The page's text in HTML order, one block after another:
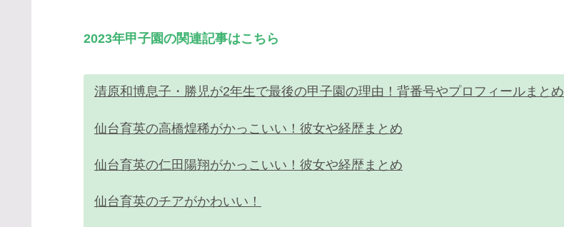
2023年甲子園の関連記事はこちら
清原和博息子・勝児が2年生で最後の甲子園の理由！背番号やプロフィールまとめ
仙台育英の高橋煌稀がかっこいい！彼女や経歴まとめ
仙台育英の仁田陽翔がかっこいい！彼女や経歴まとめ
仙台育英のチアがかわいい！